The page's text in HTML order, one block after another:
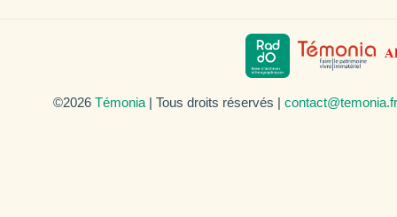
©2026 Témonia | Tous droits réservés | contact@temonia.fr